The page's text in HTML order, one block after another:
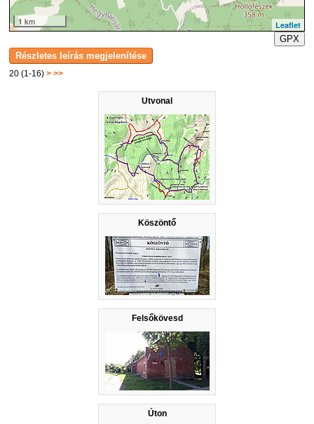
20 (1-16)> >>
Utvonal
Köszöntő
Felsőkövesd
Úton
1 km
Leaflet
GPX